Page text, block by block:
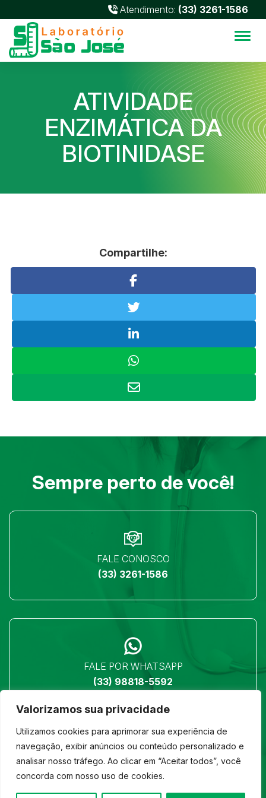
Valorizamos sua privacidade
Utilizamos cookies para aprimorar sua experiência de
navegação, exibir anúncios ou conteúdo personalizado e
analisar nosso tráfego. Ao clicar em “Aceitar todos”, você
concorda com nosso uso de cookies.
Atendimento: (33) 3261-1586
ATIVIDADE
ENZIMÁTICA DA
BIOTINIDASE
Compartilhe:
Sempre perto de você!
FALE CONOSCO
(33) 3261-1586
FALE POR WHATSAPP
(33) 98818-5592
LOCALIZAÇÃO